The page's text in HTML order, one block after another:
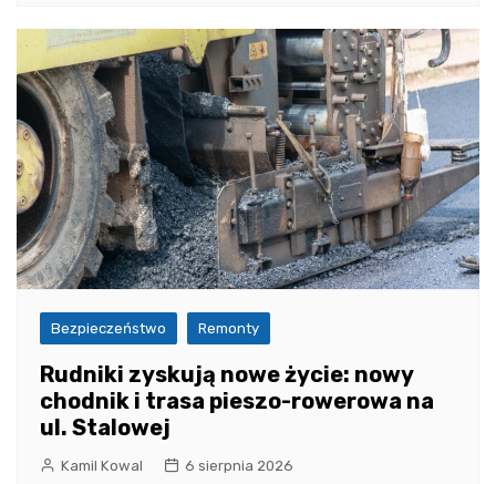
Bezpieczeństwo Remonty
Rudniki zyskują nowe życie: nowy
chodnik i trasa pieszo-rowerowa na
ul. Stalowej
Kamil Kowal 6 sierpnia 2026